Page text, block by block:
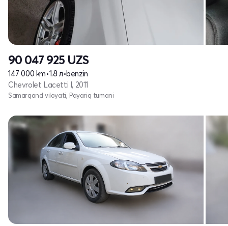
90 047 925 UZS
147 000 km•1.8 л•benzin
Chevrolet Lacetti I, 2011
Samarqand viloyati, Payariq tumani